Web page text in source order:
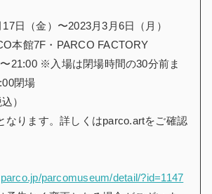
日（金）〜2023月3月6日（月）
本館7F・PARCO FACTORY
21:00 ※入場は閉場時間の30分前ま
閉場
）
なります。詳しくはparco.artをご確認
parcomuseum/detail/?id=1147